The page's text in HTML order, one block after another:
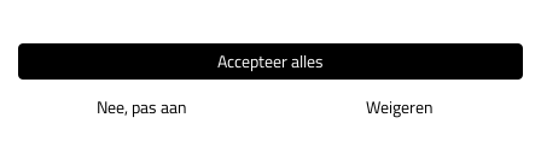
- Conform standaard ASTM D 2240
Accepteer alles
Nee, pas aan
Weigeren